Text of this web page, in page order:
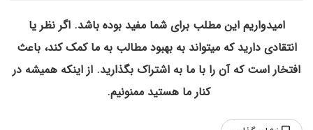
امیدواریم این مطلب برای شما مفید بوده باشد. اگر نظر یا
انتقادی دارید که میتواند به بهبود مطالب به ما کمک کند، باعث
افتخار است که آن را با ما به اشتراک بگذارید. از اینکه همیشه در
کنار ما هستید ممنونیم.